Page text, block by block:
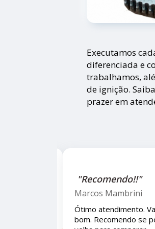
Executamos
diferenciada e
trabalhamos,
de ignição.
prazer em
"Recomendo!!!"
Letícia Brito
Ótimo lugar,
e educados e preços